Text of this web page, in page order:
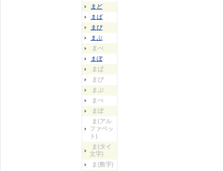
まど
まば
まび
まぶ
まべ
まぼ
まぱ
まぴ
まぷ
まぺ
まぽ
ま(アル
ファベッ
ト)
ま(タイ
文字)
ま(数字)